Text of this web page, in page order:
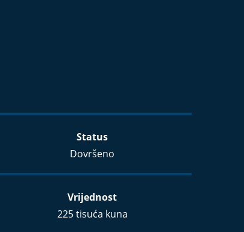
Status
Dovršeno
Vrijednost
225 tisuća kuna